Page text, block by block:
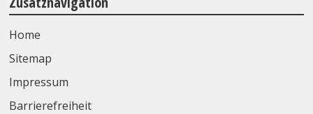
Home
Sitemap
Impressum
Barrierefreiheit